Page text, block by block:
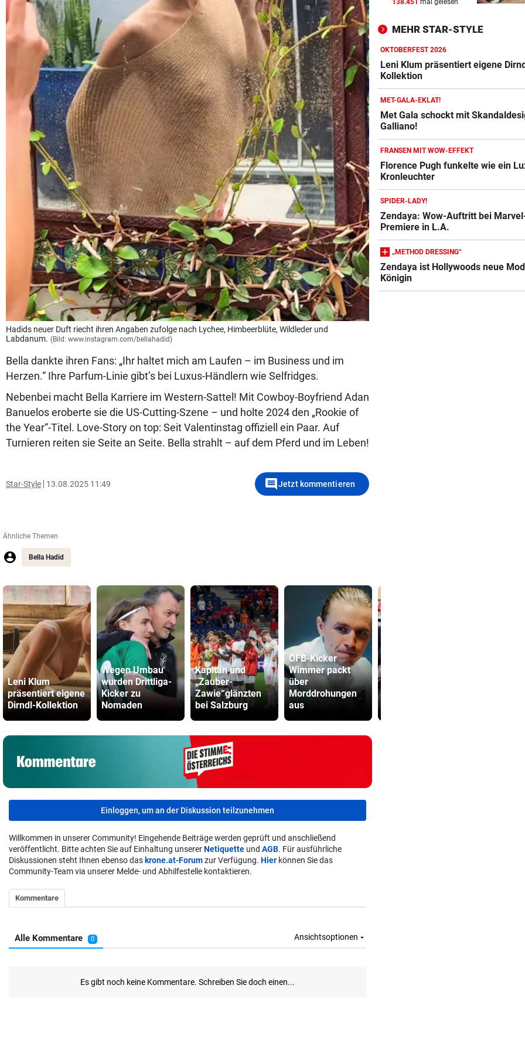
Hadids neuer Duft riecht ihren Angaben zufolge nach Lychee, Himbeerblüte, Wildleder und
Labdanum. (Bild: www.instagram.com/bellahadid)
Bella dankte ihren Fans: „Ihr haltet mich am Laufen – im Business und im
Herzen.“ Ihre Parfum-Linie gibt’s bei Luxus-Händlern wie Selfridges.
Nebenbei macht Bella Karriere im Western-Sattel! Mit Cowboy-Boyfriend Adan
Banuelos eroberte sie die US-Cutting-Szene – und holte 2024 den „Rookie of
the Year“-Titel. Love-Story on top: Seit Valentinstag offiziell ein Paar. Auf
Turnieren reiten sie Seite an Seite. Bella strahlt – auf dem Pferd und im Leben!
Star-Style 13.08.2025 11:49 commentJetzt kommentieren
Ähnliche Themen
Bella Hadid
Leni Klum
präsentiert eigene
Dirndl-Kollektion
Wegen Umbau
wurden Drittliga-
Kicker zu
Nomaden
Kapitän und
„Zauber-
Zawie“glänzten
bei Salzburg
ÖFB-Kicker
Wimmer packt
über
Morddrohungen
aus
Einloggen, um an der Diskussion teilzunehmen
Willkommen in unserer Community! Eingehende Beiträge werden geprüft und anschließend
veröffentlicht. Bitte achten Sie auf Einhaltung unsererNetiquette und AGB. Für ausführliche
Diskussionen steht Ihnen ebenso das krone.at-Forumzur Verfügung. Hier können Sie das
Community-Team via unserer Melde- und Abhilfestelle kontaktieren.
nach Österreich?
MEGA-PROJEKT WACKELT
„Im Ausland rollen sie uns
roten Teppich aus“
LIVE IN DER METASTADT vor
Wincent Weiss: Fanliebe
falscher Freitag
138.451 mal gelesen
MEHR STAR-STYLE
OKTOBERFEST 2026
Leni Klum präsentiert eigene
Kollektion
MET-GALA-EKLAT!
Met Gala schockt mit
Galliano!
FRANSEN MIT WOW-EFFEKT
Florence Pugh funkelte wie ein
Kronleuchter
SPIDER-LADY!
Zendaya: Wow-Auftritt bei
Premiere in L.A.
„METHOD DRESSING“
Zendaya ist Hollywoods neue
Königin